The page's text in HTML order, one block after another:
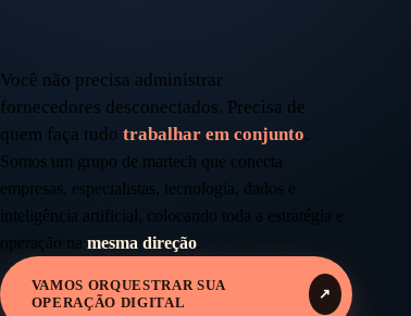
Você não precisa administrar
fornecedores desconectados. Precisa de
quem faça tudotrabalhar em conjunto.
Somos um grupo de martech que conecta
empresas, especialistas, tecnologia, dados e
inteligência artificial, colocando toda a estratégia e
operação namesma direção
VAMOS ORQUESTRAR SUA
OPERAÇÃO DIGITAL
↗